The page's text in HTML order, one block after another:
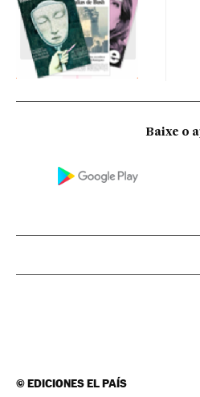
Baixe o
©EDICIONES EL PAÍS